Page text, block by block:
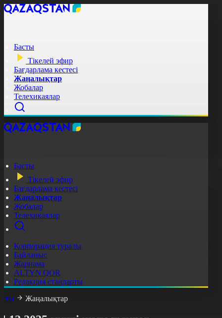
Басты
Тікелей эфир
Бағдарлама кестесі
Жаңалықтар
Жобалар
Телехикаялар
Басты
Тікелей эфир
Бағдарлама кестесі
Жаңалықтар
Жобалар
Телехикаялар
Корпорация туралы
Байланыс
Жарнама
ALTYN QOR
Редакция стандарты
Жаңалықтар